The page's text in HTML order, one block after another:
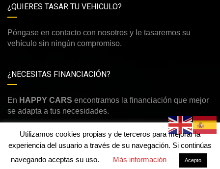
¿QUIERES TASAR TU VEHICULO?
Póngase en contacto con nosotros y le tasaremos su
vehículo sin ningún compromiso.
¿NECESITAS FINANCIACIÓN?
En HAPPY CARS encontramos la financiación que mejor
se adapta a tus necesidades.
©Derechos de autor2026
Utilizamos cookies propias y de terceros para mejorar la
experiencia del usuario a través de su navegación. Si continúas
navegando aceptas su uso.
Más información Acepto